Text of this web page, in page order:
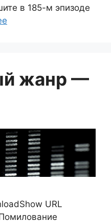
в 185-м эпизоде
жанр —
URL